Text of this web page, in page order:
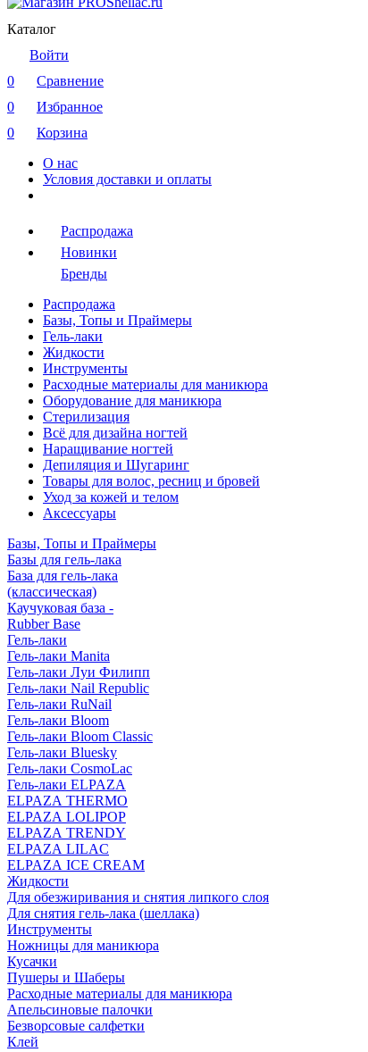
Каталог
Войти
0
Сравнение
0
Избранное
0
Корзина
О нас
Условия доставки и оплаты
Распродажа
Новинки
Бренды
Распродажа
Базы, Топы и Праймеры
Гель-лаки
Жидкости
Инструменты
Расходные материалы для маникюра
Оборудование для маникюра
Стерилизация
Всё для дизайна ногтей
Наращивание ногтей
Депиляция и Шугаринг
Товары для волос, ресниц и бровей
Уход за кожей и телом
Аксессуары
Базы, Топы и Праймеры
Базы для гель-лака
База для гель-лака
(классическая)
Каучуковая база -
Rubber Base
Гель-лаки
Гель-лаки Manita
Гель-лаки Луи Филипп
Гель-лаки Nail Republic
Гель-лаки RuNail
Гель-лаки Bloom
Гель-лаки Bloom Classic
Гель-лаки Bluesky
Гель-лаки CosmoLac
Гель-лаки ELPAZA
ELPAZA THERMO
ELPAZA LOLIPOP
ELPAZA TRENDY
ELPAZA LILAC
ELPAZA IСE CREAM
Жидкости
Для обезжиривания и снятия липкого слоя
Для снятия гель-лака (шеллака)
Инструменты
Ножницы для маникюра
Кусачки
Пушеры и Шаберы
Расходные материалы для маникюра
Апельсиновые палочки
Безворсовые салфетки
Клей